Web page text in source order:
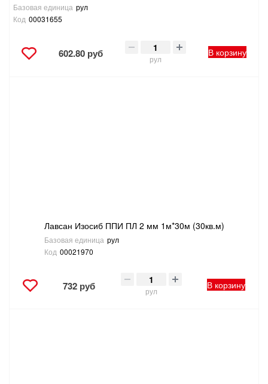
Базовая единица рул
Код 00031655
602.80 руб рул
В корзину
Лавсан Изосиб ППИ ПЛ 2 мм 1м*30м (30кв.м)
Базовая единица рул
Код 00021970
732 руб рул
В корзину